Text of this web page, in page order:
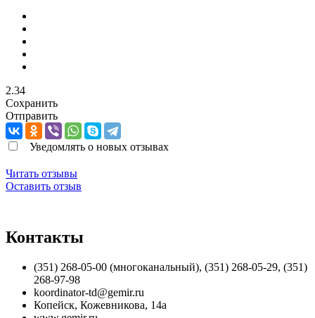
2.34
Сохранить
Отправить
Уведомлять о новых отзывах
Читать отзывы
Оставить отзыв
Контакты
(351) 268-05-00 (многоканальный), (351) 268-05-29, (351)
268-97-98
koordinator-td@gemir.ru
Копейск, Кожевникова, 14а